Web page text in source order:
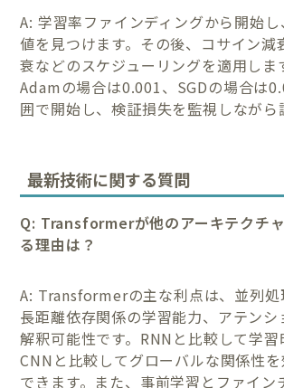
A: 学習率ファインディングから開始
値を見つけます。その後、コサイン減
衰などのスケジューリングを適用しま
Adamの場合は0.001、SGDの場合は
囲で開始し、検証損失を監視しながら
最新技術に関する質問
Q: Transformerが他のアーキテクチ
る理由は？
A: Transformerの主な利点は、並列処
長距離依存関係の学習能力、アテンシ
解釈可能性です。RNNと比較して学習
CNNと比較してグローバルな関係性
できます。また、事前学習とファイン